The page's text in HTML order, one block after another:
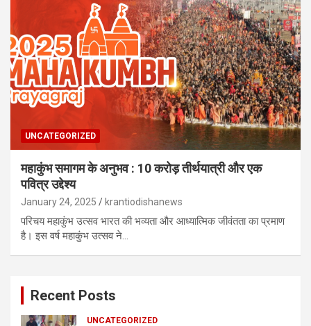
UNCATEGORIZED
महाकुंभ समागम के अनुभव : 10 करोड़ तीर्थयात्री और एक
पवित्र उद्देश्य
January 24, 2025 krantiodishanews
परिचय महाकुंभ उत्सव भारत की भव्यता और आध्यात्मिक जीवंतता का प्रमाण
है। इस वर्ष महाकुंभ उत्सव ने…
Recent Posts
UNCATEGORIZED